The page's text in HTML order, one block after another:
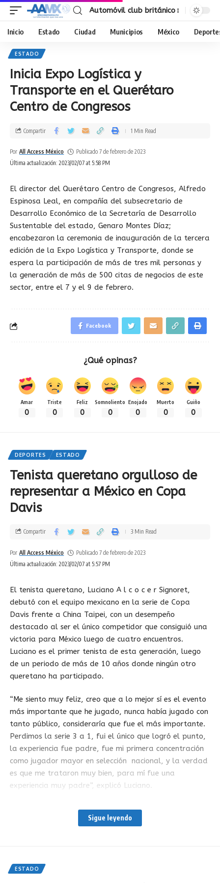
Automóvil club británico
Inicio Estado Ciudad Municipios México
ESTADO
Inicia Expo Logística y
Transporte en el Querétaro
Centro de Congresos
Última actualización: 2023/02/07 at 5:58 PM
Por All Access México Publicado 7 de febrero de 2023
Compartir 1 Min Read
El director del Querétaro Centro de Congresos, Alfredo
Espinosa Leal, en compañía del subsecretario de
Desarrollo Económico de la Secretaría de Desarrollo
Sustentable del estado, Genaro Montes Díaz;
encabezaron la ceremonia de inauguración de la tercera
edición de la Expo Logística y Transporte, donde se
espera la participación de más de tres mil personas y
la generación de más de 500 citas de negocios de este
sector, entre el 7 y el 9 de febrero.
Facebook
¿Qué opinas?
Amar
0
Triste
0
Feliz
0
Somnoliento
0
Enojado
0
Muerto
0
Guiño
0
DEPORTES ESTADO
Tenista queretano orgulloso de
representar a México en Copa
Davis
Última actualización: 2023/02/07 at 5:57 PM
Por All Access México Publicado 7 de febrero de 2023
Compartir 3 Min Read
El tenista queretano, Luciano A l c o c e r Signoret,
debutó con el equipo mexicano en la serie de Copa
Davis frente a China Taipei, con un desempeño
destacado al ser el único competidor que consiguió una
victoria para México luego de cuatro encuentros.
Luciano es el primer tenista de esta generación, luego
de un periodo de más de 10 años donde ningún otro
queretano ha participado.
“Me siento muy feliz, creo que a lo mejor sí es el evento
más importante que he jugado, nunca había jugado con
tanto público, consideraría que fue el más importante.
Perdimos la serie 3 a 1, fui el único que logró el punto,
la experiencia fue padre, fue mi primera concentración
como jugador mayor en selección nacional, y la verdad
es que me trataron muy bien, para mí fue una
experiencia muy padre”, explicó Luciano.
A Luciano lo tocó jugar el tercer juego de singles, donde
controló en el primer s e t a Tsing Hao Huan, para
El joven de 18 años finalizó sus estudios de
Sigue leyendo
ESTADO